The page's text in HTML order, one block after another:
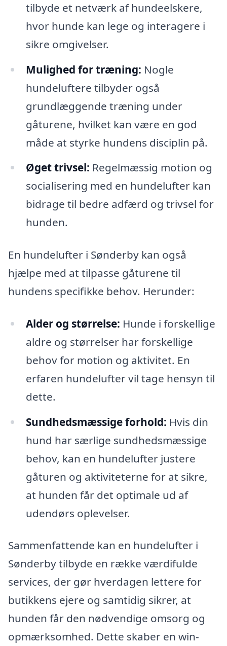
tilbyde et netværk af hundeelskere,
hvor hunde kan lege og interagere i
sikre omgivelser.
Mulighed for træning: Nogle
hundeluftere tilbyder også
grundlæggende træning under
gåturene, hvilket kan være en god
måde at styrke hundens disciplin på.
Øget trivsel: Regelmæssig motion og
socialisering med en hundelufter kan
bidrage til bedre adfærd og trivsel for
hunden.
En hundelufter i Sønderby kan også
hjælpe med at tilpasse gåturene til
hundens specifikke behov. Herunder:
Alder og størrelse: Hunde i forskellige
aldre og størrelser har forskellige
behov for motion og aktivitet. En
erfaren hundelufter vil tage hensyn til
dette.
Sundhedsmæssige forhold: Hvis din
hund har særlige sundhedsmæssige
behov, kan en hundelufter justere
gåturen og aktiviteterne for at sikre,
at hunden får det optimale ud af
udendørs oplevelser.
Sammenfattende kan en hundelufter i
Sønderby tilbyde en række værdifulde
services, der gør hverdagen lettere for
butikkens ejere og samtidig sikrer, at
hunden får den nødvendige omsorg og
opmærksomhed. Dette skaber en win-